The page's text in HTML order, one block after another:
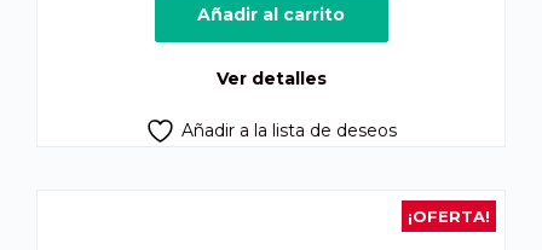
original
era:
es:
Añadir al carrito
Ver detalles
Añadir a la lista de deseos
¡OFERTA!